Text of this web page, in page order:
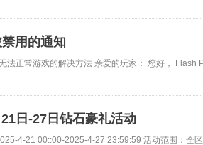
用的通知
日-27日钻石豪礼活动